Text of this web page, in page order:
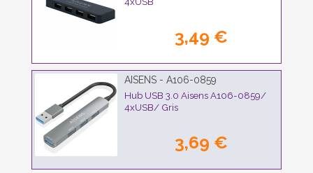
3,49 €
AISENS - A106-0859
Hub USB 3.0 Aisens A106-0859/
4xUSB/ Gris
3,69 €